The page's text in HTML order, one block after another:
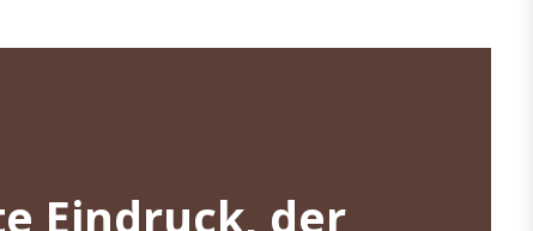
Eindruck, der